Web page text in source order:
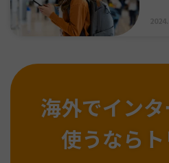
海外でイン
使うならト